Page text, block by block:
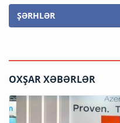
ŞƏRHLƏR
OXŞAR XƏBƏRLƏR